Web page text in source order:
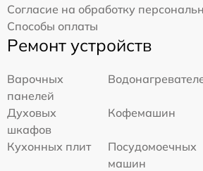
Согласие на обработку
Способы оплаты
Ремонт устройств
Варочных
панелей
Духовых
шкафов
Кофемашин
Кухонных плит
Посудомоечных
машин